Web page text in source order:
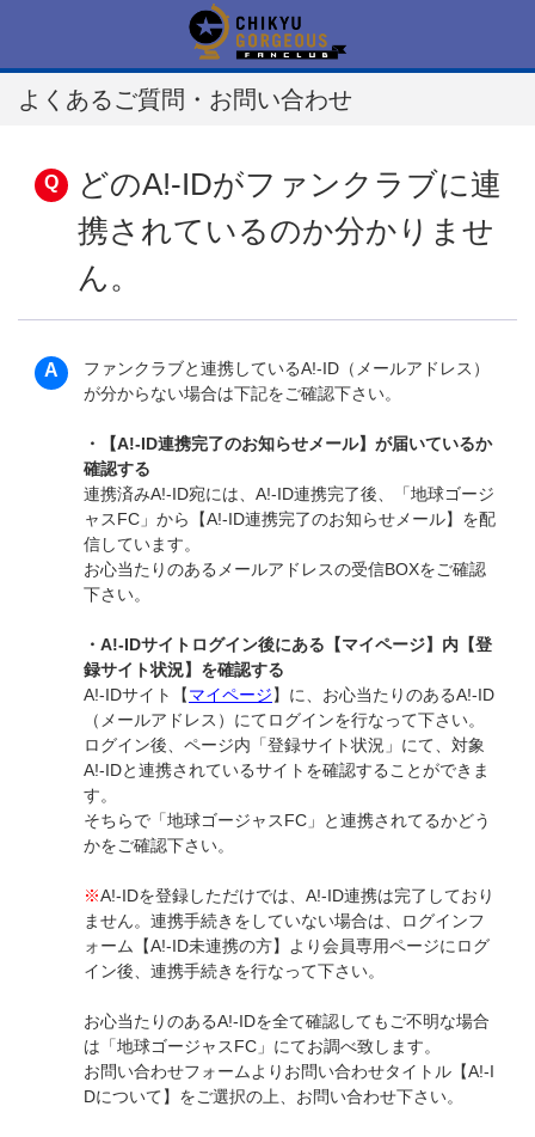
よくあるご質問・お問い合わせ
どのA!-IDがファンクラブに連
携されているのか分かりませ
ん。
ファンクラブと連携しているA!-ID（メールアドレス）
が分からない場合は下記をご確認下さい。
・【A!-ID連携完了のお知らせメール】が届いているか
確認する
連携済みA!-ID宛には、A!-ID連携完了後、「地球ゴージ
ャスFC」から【A!-ID連携完了のお知らせメール】を配
信しています。
お心当たりのあるメールアドレスの受信BOXをご確認
下さい。
・A!-IDサイトログイン後にある【マイページ】内【登
録サイト状況】を確認する
A!-IDサイト【マイページ】に、お心当たりのあるA!-ID
（メールアドレス）にてログインを行なって下さい。
ログイン後、ページ内「登録サイト状況」にて、対象
A!-IDと連携されているサイトを確認することができま
す。
そちらで「地球ゴージャスFC」と連携されてるかどう
かをご確認下さい。
※A!-IDを登録しただけでは、A!-ID連携は完了しており
ません。連携手続きをしていない場合は、ログインフ
ォーム【A!-ID未連携の方】より会員専用ページにログ
イン後、連携手続きを行なって下さい。
お心当たりのあるA!-IDを全て確認してもご不明な場合
は「地球ゴージャスFC」にてお調べ致します。
お問い合わせフォームよりお問い合わせタイトル【A!-I
Dについて】をご選択の上、お問い合わせ下さい。